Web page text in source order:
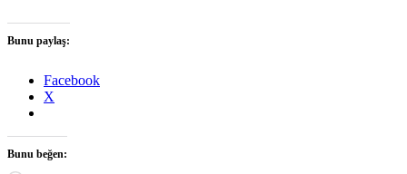
Bunu paylaş:
Facebook
X
Bunu beğen: